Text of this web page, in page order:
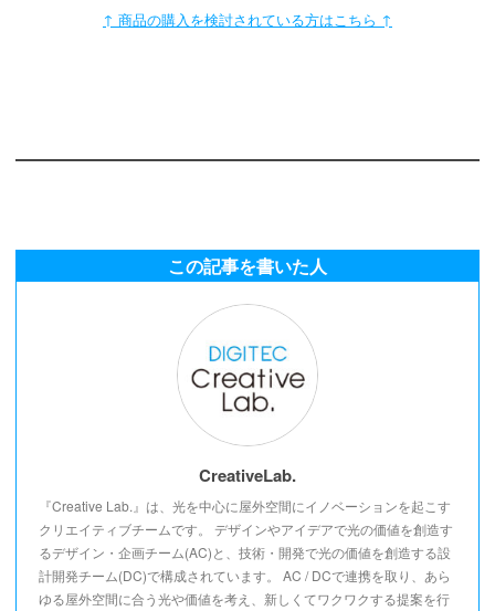
↑ 商品の購入を検討されている方はこちら ↑
この記事を書いた人
CreativeLab.
『Creative Lab.』は、光を中心に屋外空間にイノベーションを起こす
クリエイティブチームです。 デザインやアイデアで光の価値を創造す
るデザイン・企画チーム(AC)と、技術・開発で光の価値を創造する設
計開発チーム(DC)で構成されています。 AC / DCで連携を取り、あら
ゆる屋外空間に合う光や価値を考え、新しくてワクワクする提案を行